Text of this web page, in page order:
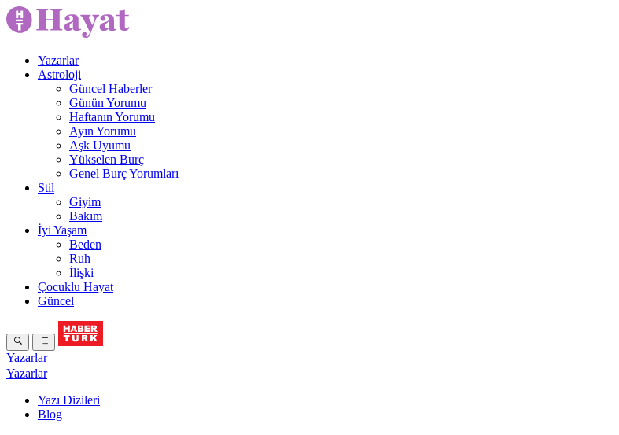
Yazarlar
Astroloji
Güncel Haberler
Günün Yorumu
Haftanın Yorumu
Ayın Yorumu
Aşk Uyumu
Yükselen Burç
Genel Burç Yorumları
Stil
Giyim
Bakım
İyi Yaşam
Beden
Ruh
İlişki
Çocuklu Hayat
Güncel
Yazarlar
Yazarlar
Yazı Dizileri
Blog